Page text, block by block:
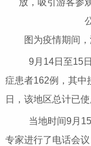
图为疫情期间
9月14日至15日
症患者162例，其中
日，该地区总计已
当地时间9月15
专家进行了电话会